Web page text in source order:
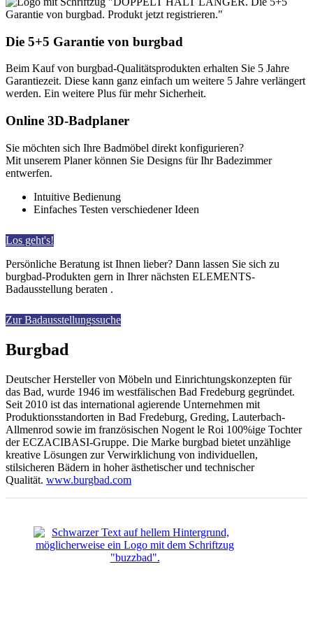
Die 5+5 Garantie von burgbad
Beim Kauf von burgbad-Qualitätsprodukten erhalten Sie 5 Jahre
Garantiezeit. Diese kann ganz einfach um weitere 5 Jahre verlängert
werden. Ein weitere Plus für mehr Sicherheit.
Online 3D-Badplaner
Sie möchten sich Ihre Badmöbel direkt konfigurieren?
Mit unserem Planer können Sie Designs für Ihr Badezimmer
entwerfen.
Intuitive Bedienung
Einfaches Testen verschiedener Ideen
Los geht's!
Persönliche Beratung ist Ihnen lieber? Dann lassen Sie sich zu
burgbad-Produkten gern in Ihrer nächsten ELEMENTS-
Badausstellung beraten .
Zur Badausstellungssuche
Burgbad
Deutscher Hersteller von Möbeln und Ein­richtungskonzepten für
das Bad, wurde 1946 im westfälischen Bad Fredeburg gegründet.
Seit 2010 ist das international agierende Unternehmen mit
Produktionsstandorten in Bad Fredeburg, Greding, Lauterbach-
Allmenrod sowie im französischen Nogent le Roi 100%ige Tochter
der ECZACIBASI­-Gruppe. Die Marke burgbad bietet unzählige
kreative Lösungen zur Verwirklichung von individuellen,
stilsicheren Bädern in hoher ästhetischer und technischer
Qualität. www.burgbad.com